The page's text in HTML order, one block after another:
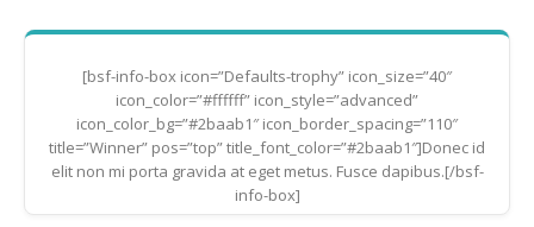
[bsf-info-box icon=”Defaults-trophy” icon_size=”40″
icon_color=”#ffffff” icon_style=”advanced”
icon_color_bg=”#2baab1″ icon_border_spacing=”110″
title=”Winner” pos=”top” title_font_color=”#2baab1″]Donec id
elit non mi porta gravida at eget metus. Fusce dapibus.[/bsf-
info-box]